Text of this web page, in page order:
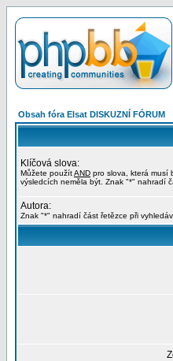
Obsah fóra Elsat DISKUZNÍ FÓRUM
Klíčová slova:
Můžete použítAND pro slova, která musí
výsledcích neměla být. Znak "*" nahradí
Autora:
Znak "*" nahradí část řetězce při